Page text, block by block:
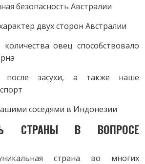
безопасность Австралии
двух сторон Австралии
овец способствовало
после засухи, а также наше
соседями в Индонезии
СТРАНЫ В ВОПРОСЕ
страна во многих